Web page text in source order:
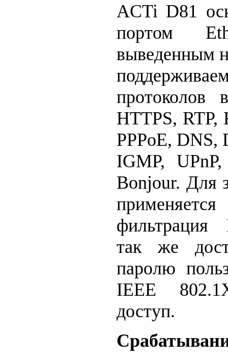
ACTi D81
портом
выведенным
протоколов
HTTPS, RTP,
PPPoE, DNS,
IGMP,
Bonjour. Для
фильтрация
так же
паролю
IEEE
доступ.